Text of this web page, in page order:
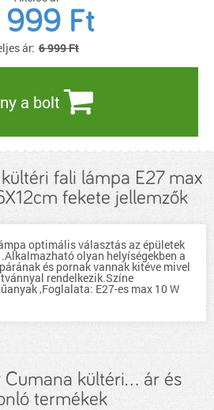
999 Ft
ár: 6 999 Ft
a bolt
fali lámpa E27 max
fekete jellemzők
optimális választás az épületek
olyan helyíségekben a
és pornak vannak kitéve mivel
rendelkezik.Színe
,Foglalata: E27-es max 10 W
Cumana kültéri... ár és
termékek